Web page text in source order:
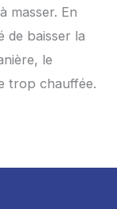
masser. En
de baisser la
le
trop chauffée.